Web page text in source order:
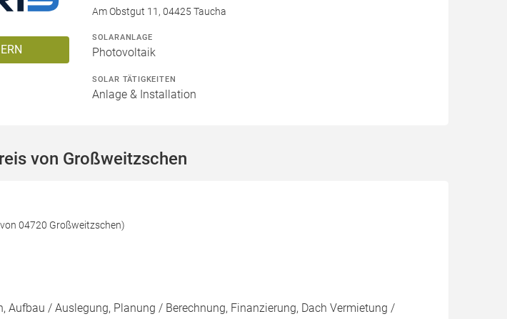
Am Obstgut 11, 04425 Taucha
SOLARANLAGE
Photovoltaik
SOLAR TÄTIGKEITEN
Anlage & Installation
von Großweitzschen
04720 Großweitzschen)
Aufbau / Auslegung, Planung / Berechnung, Finanzierung, Dach Vermietung /